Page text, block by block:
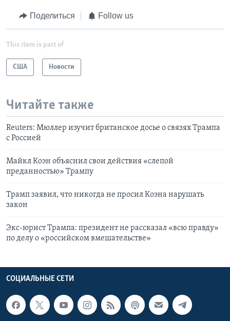
Поделиться Follow us
This item is part of
США Новости
Читайте также
Reuters: Мюллер изучит британское досье о связях Трампа
с Россией
Майкл Коэн объяснил свои действия «слепой
преданностью» Трампу
Трамп заявил, что никогда не просил Коэна нарушать
закон
Экс-юрист Трампа: президент не рассказал «всю правду»
по делу о «российском вмешательстве»
СОЦИАЛЬНЫЕ СЕТИ